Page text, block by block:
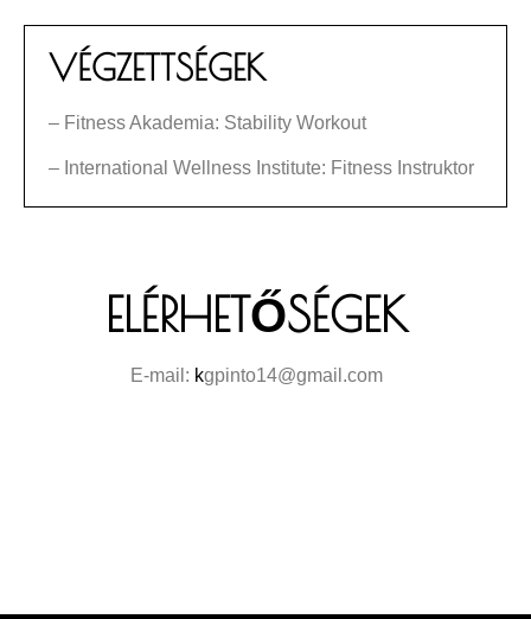
VÉGZETTSÉGEK
– Fitness Akademia: Stability Workout
– International Wellness Institute: Fitness Instruktor
ELÉRHETŐSÉGEK
E-mail: kgpinto14@gmail.com